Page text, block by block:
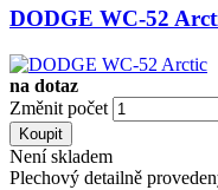
DODGE WC-52
na dotaz
Změnit počet
Koupit
Není skladem
Plechový detailně